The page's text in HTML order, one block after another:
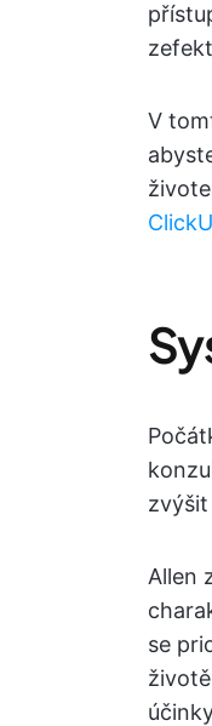
V
Allen
se